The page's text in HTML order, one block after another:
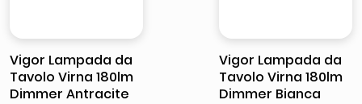
Vigor Lampada da
Tavolo Virna 180lm
Dimmer Antracite
Vigor Lampada da
Tavolo Virna 180lm
Dimmer Bianca